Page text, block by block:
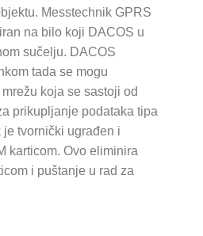
Messtechnik GPRS
na bilo koji DACOS u
sučelju. DACOS
tada se mogu
koja se sastoji od
prikupljanje podataka tipa
tvornički ugrađen i
karticom. Ovo eliminira
i puštanje u rad za